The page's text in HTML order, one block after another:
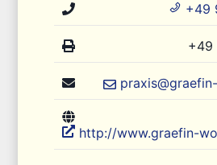
+49
+49
http://www.graefin-